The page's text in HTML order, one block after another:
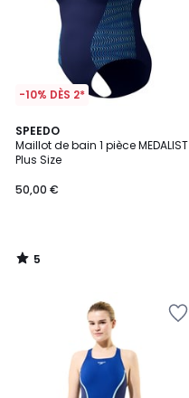
-10% DÈS 2*
SPEEDO
Maillot de bain 1 pièce MEDALIST
Plus Size
50,00 €
5
/
5
5
/